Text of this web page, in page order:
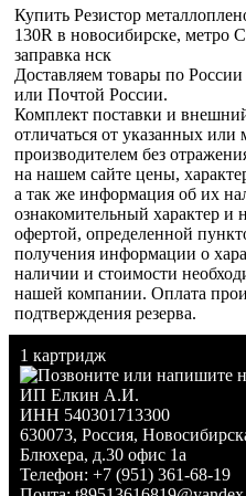
Купить Резистор
130R в новосибирске, метро
заправка нск
Доставляем товары по
или Почтой России.
Комплект поставки и
отличаться от указанных
производителем без
на нашем сайте цены,
а так же информация об их
ознакомительный характер и
офертой, определенной
получения информации о
наличии и стоимости
нашей компании. Оплата
подтверждения резерва.
1 картридж
ИП Елкин А.И.
ИНН 540301713300
630073, Россия,
Блюхера, д.30 офис 1а
Телефон: +7 (951) 361-68-19